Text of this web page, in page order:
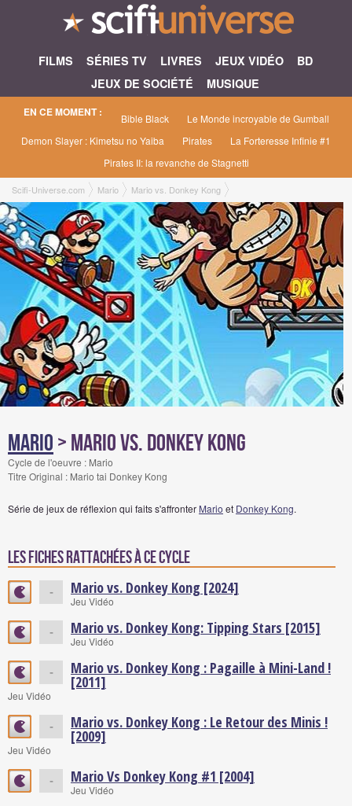
FILMS SÉRIES TV LIVRES JEUX VIDÉO
BD
JEUX DE SOCIÉTÉ
MUSIQUE
EN CE MOMENT : Bible Black
Le Monde incroyable de Gumball
Demon Slayer : Kimetsu no Yaiba
Pirates
La Forteresse Infinie #1
Pirates II: la revanche de Stagnetti
Scifi-Universe.com Mario Mario vs. Donkey Kong
Mario> Mario vs. Donkey Kong
Cycle de l'oeuvre : Mario
Titre Original : Mario tai Donkey Kong
Série de jeux de réflexion qui faits s'affronter Mario et Donkey Kong.
Les fiches rattachées à ce cycle
- Mario vs. Donkey Kong [2024]
Jeu Vidéo
- Mario vs. Donkey Kong: Tipping Stars [2015]
Jeu Vidéo
- Mario vs. Donkey Kong : Pagaille à Mini-Land !
[2011]
Jeu Vidéo
- Mario vs. Donkey Kong : Le Retour des Minis !
[2009]
Jeu Vidéo
- Mario Vs Donkey Kong #1 [2004]
Jeu Vidéo